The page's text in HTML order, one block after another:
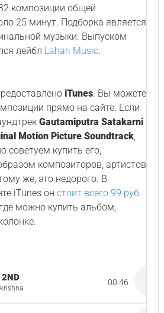
композиции общей
25 минут. Подборка является
музыки. Выпуском
лейбл Lahari Music.
iTunes. Вы можете
прямо на сайте. Если
Gautamiputra Satakarni
Motion Picture Soundtrack,
советуем купить его,
композиторов, артистов
же, это недорого. В
iTunes он стоит всего 99 руб.
можно купить альбом,
2ND 00:46